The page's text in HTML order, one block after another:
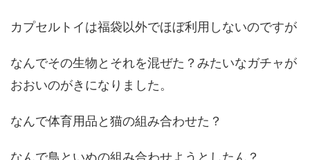
カプセルトイは福袋以外でほぼ利用しないのですが
なんでその生物とそれを混ぜた？みたいなガチャが
おおいのがきになりました。
なんで体育用品と猫の組み合わせた？
なんで鳥といぬの組み合わせようとしたん？